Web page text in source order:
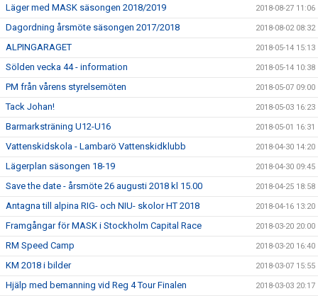
Läger med MASK säsongen 2018/2019 2018-08-27 11:06
Dagordning årsmöte säsongen 2017/2018 2018-08-02 08:32
ALPINGARAGET 2018-05-14 15:13
Sölden vecka 44 - information 2018-05-14 10:38
PM från vårens styrelsemöten 2018-05-07 09:00
Tack Johan! 2018-05-03 16:23
Barmarksträning U12-U16 2018-05-01 16:31
Vattenskidskola - Lambarö Vattenskidklubb 2018-04-30 14:20
Lägerplan säsongen 18-19 2018-04-30 09:45
Save the date - årsmöte 26 augusti 2018 kl 15.00 2018-04-25 18:58
Antagna till alpina RIG- och NIU- skolor HT 2018 2018-04-16 13:20
Framgångar för MASK i Stockholm Capital Race 2018-03-20 20:00
RM Speed Camp 2018-03-20 16:40
KM 2018 i bilder 2018-03-07 15:55
Hjälp med bemanning vid Reg 4 Tour Finalen 2018-03-03 20:17